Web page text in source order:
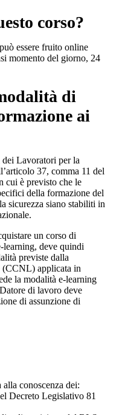
corso?
essere fruito online
momento del giorno, 24
di
ai
Lavoratori per la
37, comma 11 del
cui è previsto che le
della formazione del
sicurezza siano stabiliti in
un corso di
deve quindi
previste dalla
(CCNL) applicata in
la modalità e-learning
di lavoro deve
di assunzione di
alla conoscenza dei:
Decreto Legislativo 81